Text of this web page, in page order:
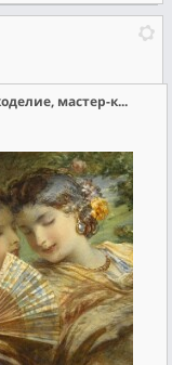
Ярмарка Мастеров | handmade, рукоделие, мастер-классы, арт